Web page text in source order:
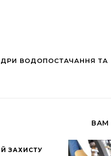
ВОДОПОСТАЧАННЯ ТА
ВАМ
ЗАХИСТУ